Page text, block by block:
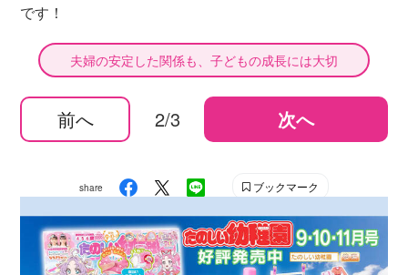
です！
夫婦の安定した関係も、子どもの成長には大切
前へ 2/3 次へ
share ブックマーク